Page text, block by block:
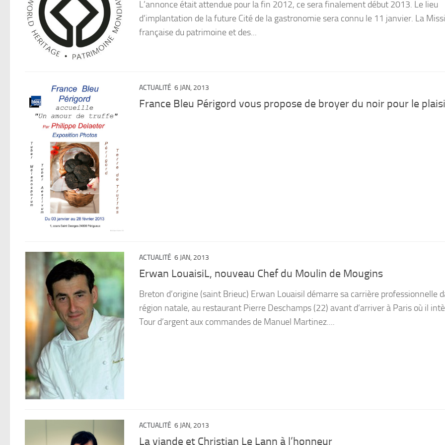
L’annonce était attendue pour la fin 2012, ce sera finalement début 2013. Le lieu
d’implantation de la future Cité de la gastronomie sera connu le 11 janvier. La
française du patrimoine et des...
ACTUALITÉ 6 JAN, 2013
France Bleu Périgord vous propose de broyer du noir pour le
ACTUALITÉ 6 JAN, 2013
Erwan LouaisiL, nouveau Chef du Moulin de Mougins
Breton d’origine (saint Brieuc) Erwan Louaisil démarre sa carrière professionnelle
région natale, au restaurant Pierre Deschamps (22) avant d’arriver à Paris où il
Tour d’argent aux commandes de Manuel Martinez....
ACTUALITÉ 6 JAN, 2013
La viande et Christian Le Lann à l’honneur